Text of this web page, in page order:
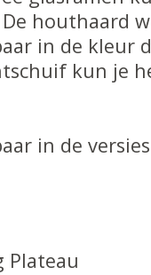
houthaard
in de kleur
kun je
in de
Plateau